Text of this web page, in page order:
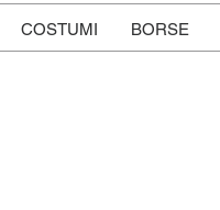
COSTUMI BORSE